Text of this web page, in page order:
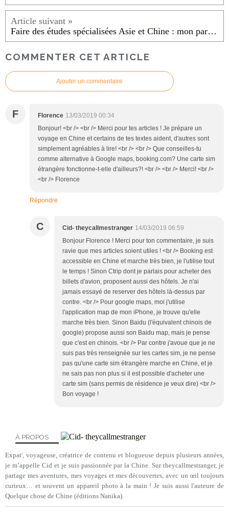
Faire des études spécialisées Asie et Chine : mon parcours
COMMENTER CET ARTICLE
Ajouter un commentaire
F Florence 13/03/2019 00:34
Bonjour! <br /> <br /> Merci pour tes articles ! Je prépare un
voyage en Chine et certains de tes textes aident, d'autres sont
simplement agréables à lire! <br /> <br /> Que conseilles-tu
comme alternative à Google maps, booking.com? Une carte sim
étrangère fonctionne-t-elle d'ailleurs?! <br /> <br /> Merci! <br />
<br /> Florence
Répondre
C Cid- theycallmestranger 14/03/2019 06:59
Bonjour Florence ! Merci pour ton commentaire, je suis
ravie que mes articles soient utiles ! <br /> Booking est
accessible en Chine et marche très bien, je l'utilise tout
le temps ! Sinon Ctrip dont je parlais pour acheter des
billets d'avion, proposent aussi des hôtels. Je n'ai
jamais essayé de reserver des hôtels là-dessus par
contre. <br /> Pour google maps, moi j'utilise
l'application map de mon iPhone, je trouve qu'elle
marche très bien. Sinon Baidu (l'équivalent chinois de
google) propose aussi son Baidu map, mais je pense
que c'est en chinois. <br /> Par contre j'avoue que je ne
suis pas très renseignée sur les cartes sim, je ne pense
pas qu'une carte sim étrangère marche en Chine, et je
ne sais pas non plus si il est possible d'acheter une
carte sim (sans permis de résidence je veux dire) <br />
Bon voyage !
À PROPOS
Expat', voyageuse, créatrice de contenu et blogueuse depuis plusieurs années,
je m’appelle Cid et je suis passionnée par la Chine. Sur theycallmestranger, je
partage mes aventures, mes voyages et mes découvertes, avec un œil toujours
curieux… et souvent un appareil photo à la main ! Je suis aussi l'auteure de
Quelque chose de Chine (éditions Nanika).